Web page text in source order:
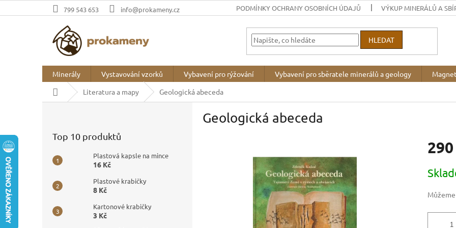
na
799 543 653 info@prokameny.cz PODMÍNKY OCHRANY OSOBNÍCH ÚDAJŮ VÝKUP MINERÁLŮ A
HLEDAT
Minerály Vystavování vzorků Vybavení pro rýžování Vybavení pro sběratele minerálů a geology
Domů
Literatura a mapy Geologická abeceda
Top 10 produktů
Plastová kapsle na mince
16 Kč
Plastové krabičky
8 Kč
Kartonové krabičky
3 Kč
Geologická abeceda
cena: